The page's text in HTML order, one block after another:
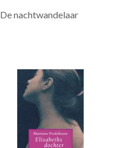
De nachtwandelaar